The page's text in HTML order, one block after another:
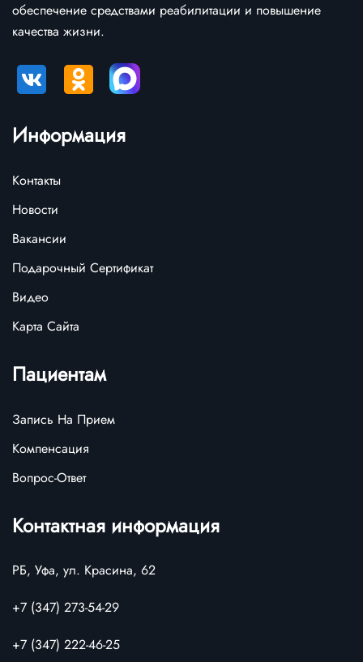
обеспечение средствами реабилитации и повышение
качества жизни.
Информация
Контакты
Новости
Вакансии
Подарочный Сертификат
Видео
Карта Сайта
Пациентам
Запись На Прием
Компенсация
Вопрос-Ответ
Контактная информация
РБ, Уфа, ул. Красина, 62
+7 (347) 273-54-29
+7 (347) 222-46-25